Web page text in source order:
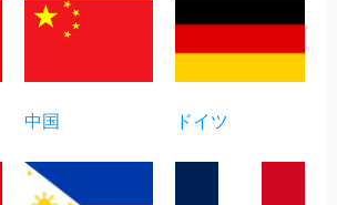
中国 ドイツ